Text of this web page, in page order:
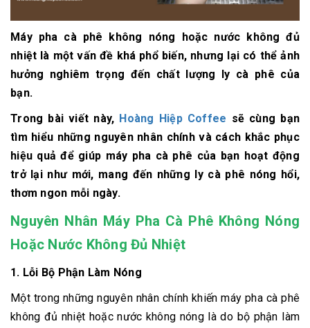
Máy pha cà phê không nóng hoặc nước không đủ
nhiệt là một vấn đề khá phổ biến, nhưng lại có thể ảnh
hưởng nghiêm trọng đến chất lượng ly cà phê của
bạn.
Trong bài viết này, Hoàng Hiệp Coffee sẽ cùng bạn
tìm hiểu những nguyên nhân chính và cách khắc phục
hiệu quả để giúp máy pha cà phê của bạn hoạt động
trở lại như mới, mang đến những ly cà phê nóng hổi,
thơm ngon mỗi ngày.
Nguyên Nhân Máy Pha Cà Phê Không Nóng
Hoặc Nước Không Đủ Nhiệt
1. Lỗi Bộ Phận Làm Nóng
Một trong những nguyên nhân chính khiến máy pha cà phê
không đủ nhiệt hoặc nước không nóng là do bộ phận làm